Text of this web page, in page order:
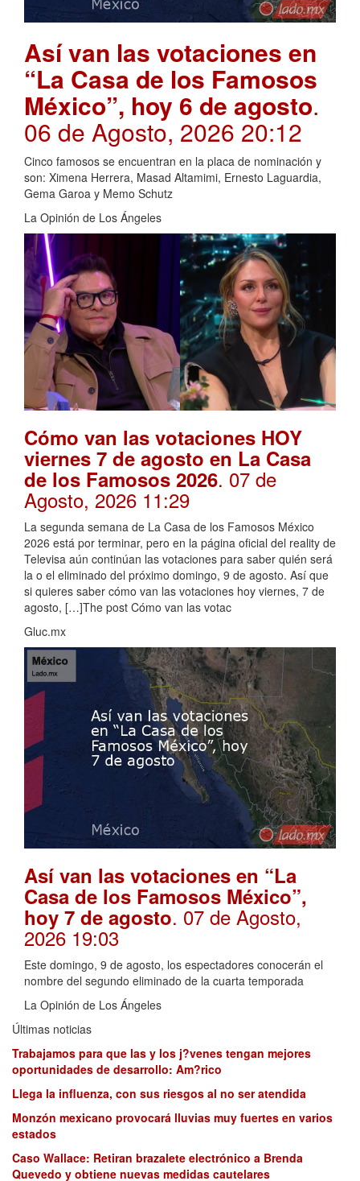
Así van las votaciones en
“La Casa de los Famosos
México”, hoy 6 de agosto.
06 de Agosto, 2026 20:12
Cinco famosos se encuentran en la placa de nominación y
son: Ximena Herrera, Masad Altamimi, Ernesto Laguardia,
Gema Garoa y Memo Schutz
La Opinión de Los Ángeles
Cómo van las votaciones HOY
viernes 7 de agosto en La Casa
de los Famosos 2026. 07 de
Agosto, 2026 11:29
La segunda semana de La Casa de los Famosos México
2026 está por terminar, pero en la página oficial del reality de
Televisa aún continúan las votaciones para saber quién será
la o el eliminado del próximo domingo, 9 de agosto. Así que
si quieres saber cómo van las votaciones hoy viernes, 7 de
agosto, […]The post Cómo van las votac
Gluc.mx
Así van las votaciones en “La
Casa de los Famosos México”,
hoy 7 de agosto. 07 de Agosto,
2026 19:03
Este domingo, 9 de agosto, los espectadores conocerán el
nombre del segundo eliminado de la cuarta temporada
La Opinión de Los Ángeles
Últimas noticias
Trabajamos para que las y los j?venes tengan mejores
oportunidades de desarrollo: Am?rico
Llega la influenza, con sus riesgos al no ser atendida
Monzón mexicano provocará lluvias muy fuertes en varios
estados
Caso Wallace: Retiran brazalete electrónico a Brenda
Quevedo y obtiene nuevas medidas cautelares